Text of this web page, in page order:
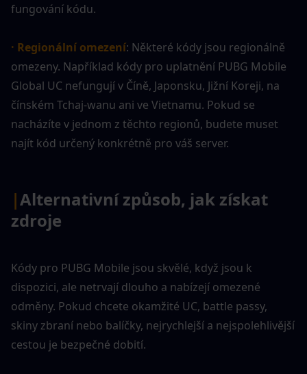
fungování kódu.
· Regionální omezení: Některé kódy jsou regionálně
omezeny. Například kódy pro uplatnění PUBG Mobile
Global UC nefungují v Číně, Japonsku, Jižní Koreji, na
čínském Tchaj-wanu ani ve Vietnamu. Pokud se
nacházíte v jednom z těchto regionů, budete muset
najít kód určený konkrétně pro váš server.
|Alternativní způsob, jak získat
zdroje
Kódy pro PUBG Mobile jsou skvělé, když jsou k
dispozici, ale netrvají dlouho a nabízejí omezené
odměny. Pokud chcete okamžité UC, battle passy,
skiny zbraní nebo balíčky, nejrychlejší a nejspolehlivější
cestou je bezpečné dobití.